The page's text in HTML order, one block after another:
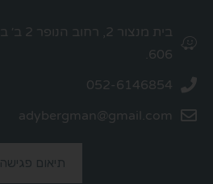
606.
052-6146854
adybergman@gmail.com
תיאום פגישה